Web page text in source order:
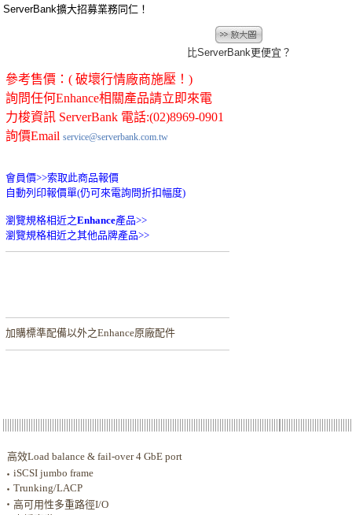
ServerBank擴大招募業務同仁！
比ServerBank更便宜？
參考售價：( 破壞行情廠商施壓！)
詢問任何Enhance相關產品請立即來電
力梭資訊 ServerBank 電話:(02)8969-0901
詢價Email service@serverbank.com.tw
會員價>>索取此商品報價
自動列印報價單(仍可來電詢問折扣幅度)
瀏覽規格相近之Enhance產品>>
瀏覽規格相近之其他品牌產品>>
加購標準配備以外之Enhance原廠配件
高效Load balance & fail-over 4 GbE port
‧ iSCSI jumbo frame
‧ Trunking/LACP
‧ 高可用性多重路徑I/O